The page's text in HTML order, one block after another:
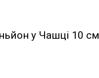
у Чашці 10 см